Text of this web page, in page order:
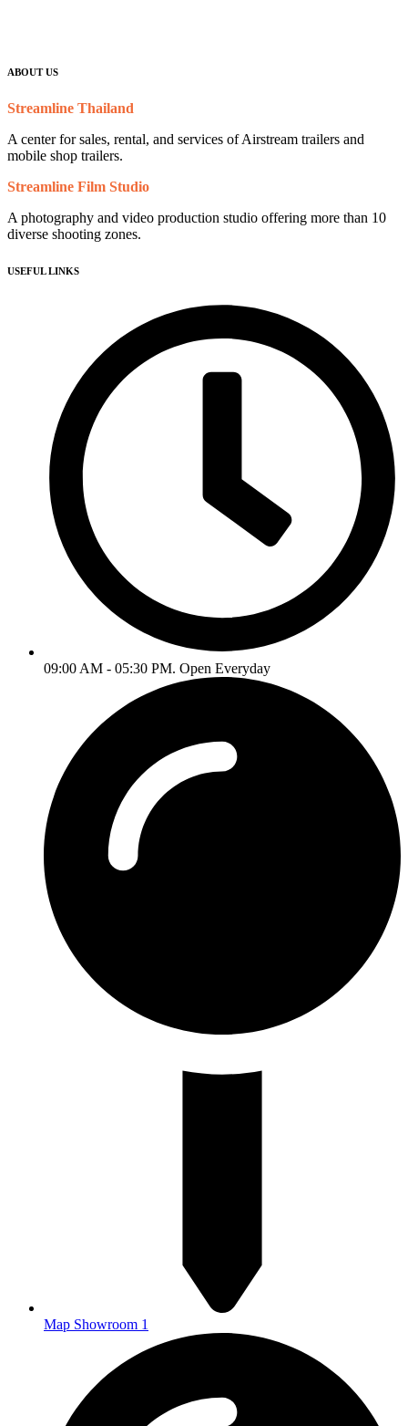
ABOUT US
Streamline Thailand
A center for sales, rental, and services of Airstream trailers and
mobile shop trailers.
Streamline Film Studio
A photography and video production studio offering more than 10
diverse shooting zones.
USEFUL LINKS
09:00 AM - 05:30 PM. Open Everyday
Map Showroom 1